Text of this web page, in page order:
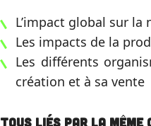
L’impact global sur la
Les impacts de la
Les différents
création et à sa vente
Tous liés par la même